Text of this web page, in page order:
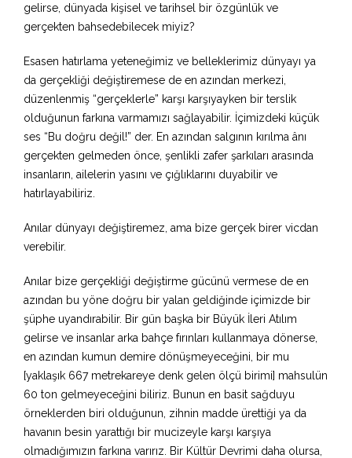
gelirse, dünyada kişisel ve tarihsel bir özgünlük ve
gerçekten bahsedebilecek miyiz?
Esasen hatırlama yeteneğimiz ve belleklerimiz dünyayı ya
da gerçekliği değiştiremese de en azından merkezi,
düzenlenmiş “gerçeklerle” karşı karşıyayken bir terslik
olduğunun farkına varmamızı sağlayabilir. İçimizdeki küçük
ses “Bu doğru değil!” der. En azından salgının kırılma ânı
gerçekten gelmeden önce, şenlikli zafer şarkıları arasında
insanların, ailelerin yasını ve çığlıklarını duyabilir ve
hatırlayabiliriz.
Anılar dünyayı değiştiremez, ama bize gerçek birer vicdan
verebilir.
Anılar bize gerçekliği değiştirme gücünü vermese de en
azından bu yöne doğru bir yalan geldiğinde içimizde bir
şüphe uyandırabilir. Bir gün başka bir Büyük İleri Atılım
gelirse ve insanlar arka bahçe fırınları kullanmaya dönerse,
en azından kumun demire dönüşmeyeceğini, bir mu
[yaklaşık 667 metrekareye denk gelen ölçü birimi] mahsulün
60 ton gelmeyeceğini biliriz. Bunun en basit sağduyu
örneklerden biri olduğunun, zihnin madde ürettiği ya da
havanın besin yarattığı bir mucizeyle karşı karşıya
olmadığımızın farkına varırız. Bir Kültür Devrimi daha olursa,